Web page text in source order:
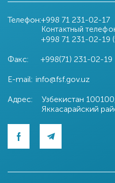
Телефон:+998 71 231-02-17
Контактный
+998 71 231-02-19
Факс: +998(71) 231-02-19
E-mail: info@fsf.gov.uz
Адрес:
Узбекистан
Яккасарайский